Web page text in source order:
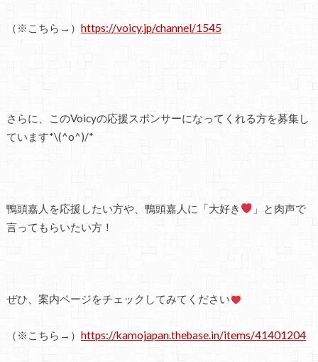
（※こちら→） https://voicy.jp/channel/1545
さらに、このVoicyの応援スポンサーになってくれる方を募集し
ています*\(^o^)/*
鴨頭嘉人を応援したい方や、鴨頭嘉人に「大好き
」と肉声で
言ってもらいたい方！
ぜひ、案内ページをチェックしてみてください
（※こちら→） https://kamojapan.thebase.in/items/41401204